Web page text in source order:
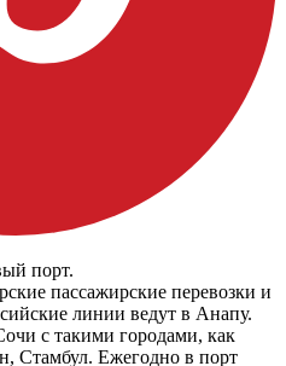
порт.
пассажирские перевозки и
линии ведут в Анапу.
с такими городами, как
Стамбул. Ежегодно в порт